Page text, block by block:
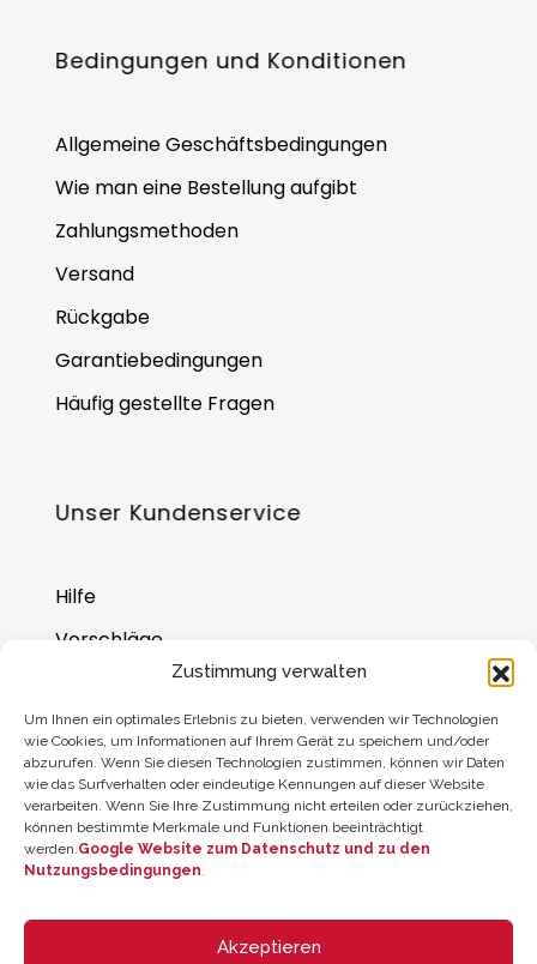
Zustimmung verwalten
Um Ihnen ein optimales Erlebnis zu bieten, verwenden wir Technologien
wie Cookies, um Informationen auf Ihrem Gerät zu speichern und/oder
abzurufen. Wenn Sie diesen Technologien zustimmen, können wir Daten
wie das Surfverhalten oder eindeutige Kennungen auf dieser Website
verarbeiten. Wenn Sie Ihre Zustimmung nicht erteilen oder zurückziehen,
können bestimmte Merkmale und Funktionen beeinträchtigt
werden.Google Website zum Datenschutz und zu den
Nutzungsbedingungen.
Akzeptieren
Bedingungen und Konditionen
Allgemeine Geschäftsbedingungen
Wie man eine Bestellung aufgibt
Zahlungsmethoden
Versand
Rückgabe
Garantiebedingungen
Häufig gestellte Fragen
Unser Kundenservice
Hilfe
Vorschläge
Wo Sie uns finden
Saldo der Geschenkkarte